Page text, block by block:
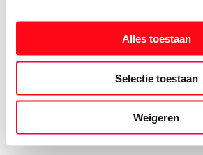
Alles toestaan
Selectie toestaan
Weigeren